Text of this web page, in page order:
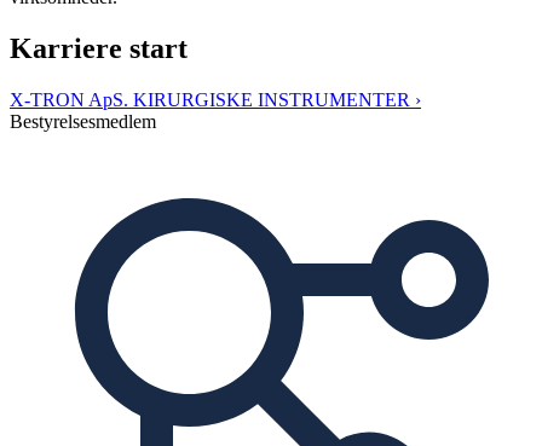
Karriere start
X-TRON ApS. KIRURGISKE INSTRUMENTER ›
Bestyrelsesmedlem